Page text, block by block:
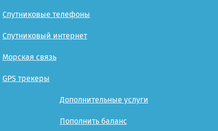
Спутниковые телефоны
Спутниковый интернет
Морская связь
GPS трекеры
Дополнительные услуги
Пополнить баланс